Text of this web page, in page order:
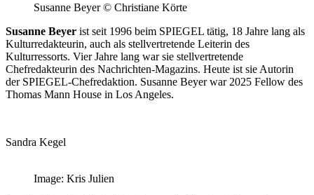
Susanne Beyer © Christiane Körte
Susanne Beyer ist seit 1996 beim SPIEGEL tätig, 18 Jahre lang als
Kulturredakteurin, auch als stellvertretende Leiterin des
Kulturressorts. Vier Jahre lang war sie stellvertretende
Chefredakteurin des Nachrichten-Magazins. Heute ist sie Autorin
der SPIEGEL-Chefredaktion. Susanne Beyer war 2025 Fellow des
Thomas Mann House in Los Angeles.
Sandra Kegel
Image: Kris Julien